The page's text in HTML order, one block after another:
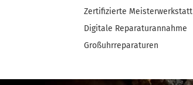
Zertifizierte Meisterwerkstatt
Digitale Reparaturannahme
Großuhrreparaturen